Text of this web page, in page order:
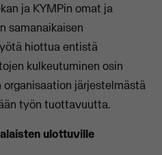
ja KYMPin omat ja
samanaikaisen
hiottua entistä
kulkeutuminen osin
järjestelmästä
työn tuottavuutta.
ulottuville